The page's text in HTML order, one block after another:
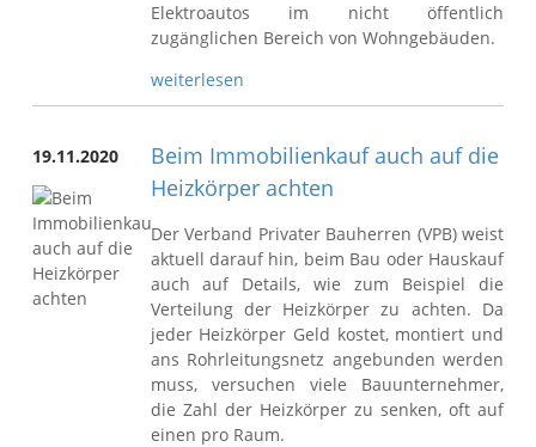
Elektroautos im nicht öffentlich
zugänglichen Bereich von Wohngebäuden.
weiterlesen
19.11.2020
Beim Immobilienkauf auch auf die
Heizkörper achten
Der Verband Privater Bauherren (VPB) weist
aktuell darauf hin, beim Bau oder Hauskauf
auch auf Details, wie zum Beispiel die
Verteilung der Heizkörper zu achten. Da
jeder Heizkörper Geld kostet, montiert und
ans Rohrleitungsnetz angebunden werden
muss, versuchen viele Bauunternehmer,
die Zahl der Heizkörper zu senken, oft auf
einen pro Raum.